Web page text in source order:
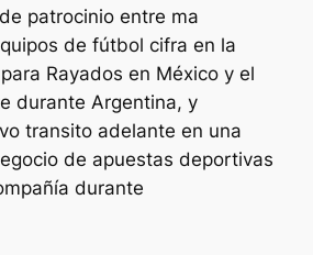
patrocinio entre ma
de fútbol cifra en la
Rayados en México y el
durante Argentina, y
transito adelante en una
de apuestas deportivas
durante